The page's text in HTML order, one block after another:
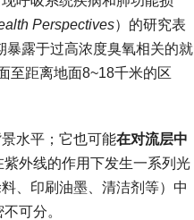
Perspectives）的研究表
暴露于过高浓度臭氧相关的就
至距离地面8~18千米的区
水平；它也可能在对流层中
紫外线的作用下发生一系列光
、印刷油墨、清洁剂等）中
可分。